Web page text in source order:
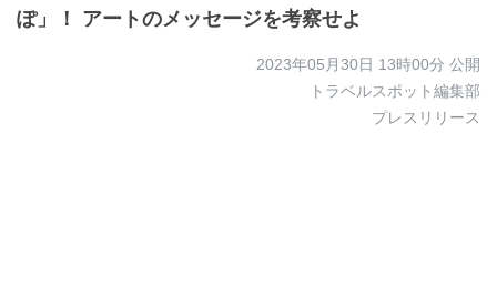
ぽ」！ アートのメッセージを考察せよ
2023年05月30日 13時00分 公開
トラベルスポット編集部
プレスリリース